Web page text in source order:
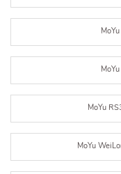
MoYu
MoYu